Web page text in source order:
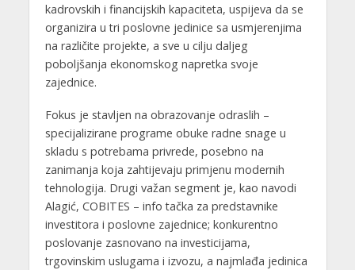
kadrovskih i financijskih kapaciteta, uspijeva da se
organizira u tri poslovne jedinice sa usmjerenjima
na različite projekte, a sve u cilju daljeg
poboljšanja ekonomskog napretka svoje
zajednice.
Fokus je stavljen na obrazovanje odraslih –
specijalizirane programe obuke radne snage u
skladu s potrebama privrede, posebno na
zanimanja koja zahtijevaju primjenu modernih
tehnologija. Drugi važan segment je, kao navodi
Alagić, COBITES – info tačka za predstavnike
investitora i poslovne zajednice; konkurentno
poslovanje zasnovano na investicijama,
trgovinskim uslugama i izvozu, a najmlađa jedinica